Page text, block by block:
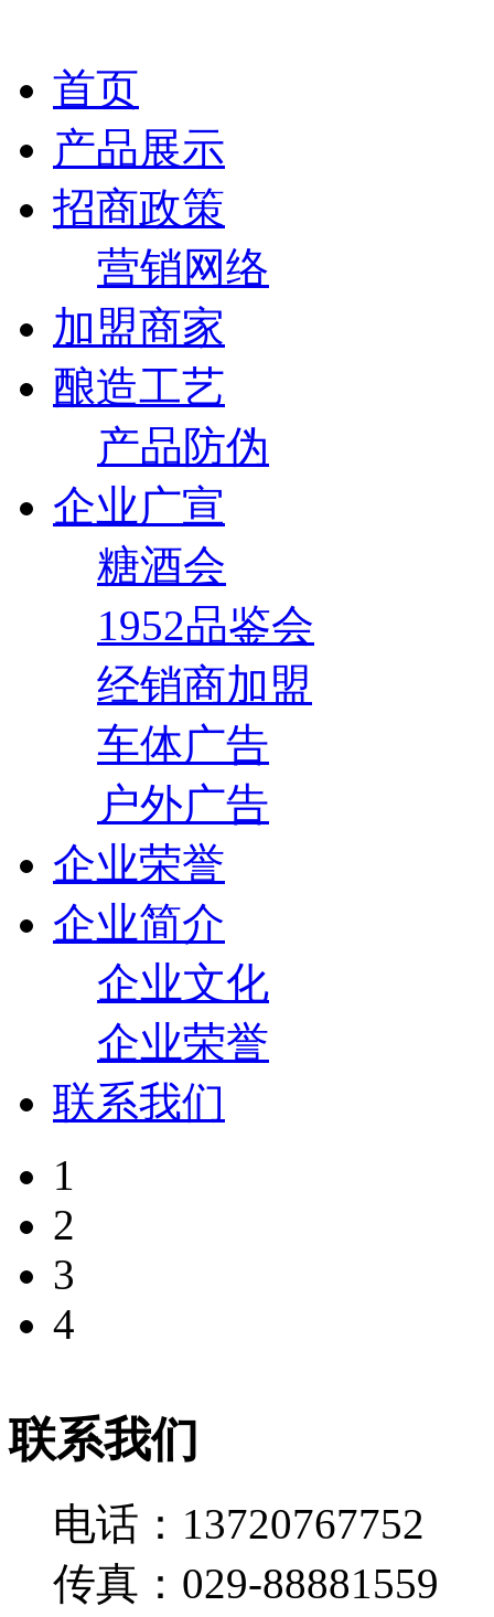
首页
产品展示
招商政策
营销网络
加盟商家
酿造工艺
产品防伪
企业广宣
糖酒会
1952品鉴会
经销商加盟
车体广告
户外广告
企业荣誉
企业简介
企业文化
企业荣誉
联系我们
1
2
3
4
联系我们
电话：13720767752
传真：029-88881559